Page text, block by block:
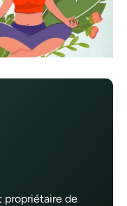
propriétaire de